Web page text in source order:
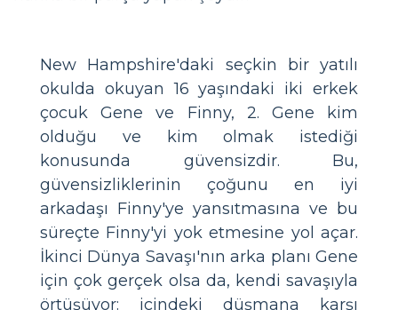
New Hampshire'daki seçkin bir yatılı
okulda okuyan 16 yaşındaki iki erkek
çocuk Gene ve Finny, 2. Gene kim
olduğu ve kim olmak istediği
konusunda güvensizdir. Bu,
güvensizliklerinin çoğunu en iyi
arkadaşı Finny'ye yansıtmasına ve bu
süreçte Finny'yi yok etmesine yol açar.
İkinci Dünya Savaşı'nın arka planı Gene
için çok gerçek olsa da, kendi savaşıyla
örtüşüyor: içindeki düşmana karşı